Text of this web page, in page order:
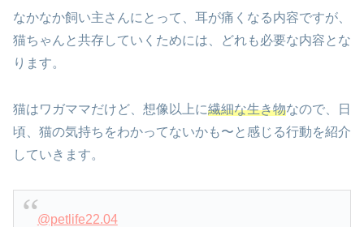
なかなか飼い主さんにとって、耳が痛くなる内容ですが、
猫ちゃんと共存していくためには、どれも必要な内容とな
ります。
猫はワガママだけど、想像以上に繊細な生き物なので、日
頃、猫の気持ちをわかってないかも〜と感じる行動を紹介
していきます。
@petlife22.04